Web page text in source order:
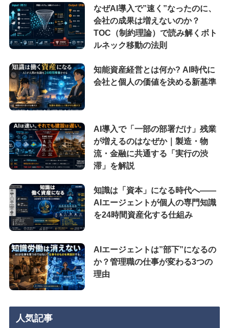
なぜAI導入で”速く”なったのに、
会社の成果は増えないのか？
TOC（制約理論）で読み解くボト
ルネック移動の法則
知能資産経営とは何か? AI時代に
会社と個人の価値を決める新基準
AI導入で「一部の部署だけ」残業
が増えるのはなぜか｜製造・物
流・金融に共通する「実行の渋
滞」を解説
知識は「資本」になる時代へ——
AIエージェントが個人の専門知識
を24時間資産化する仕組み
AIエージェントは”部下”になるの
か？管理職の仕事が変わる3つの
理由
人気記事